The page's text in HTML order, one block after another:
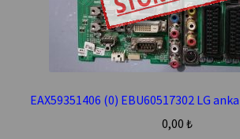
EAX59351406 (0) EBU60517302 LG
0,00 ₺